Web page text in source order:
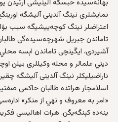
بهانه‌سیده حبسگه آلینیشی آرتیدن
نمایشلری نینگ آلدینی آلیشگه
اعتراضلر نینگ کوچه‌ییشیگه سبب
تاماندن جبریل شهرچه‌سیده‌گی
آشیردی، ایکّینچی تاماندن اېسه
دیني علمالر و محله‌ وکیللری بیلن
ناراضیلیکلر نینگ آلدینی آلیشگه
اسلامجار هراتده طالبان حاکمی
«امر به معروف و نهي از منکر»
ینه‌ده کېنگه‌یگن. هرات اهالیسی